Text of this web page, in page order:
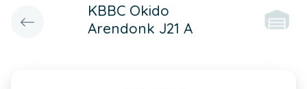
KBBC Okido
Arendonk J21 A